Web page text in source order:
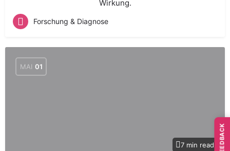
Wirkung.
Forschung & Diagnose
MAI 01
7 min read FEEDBACK